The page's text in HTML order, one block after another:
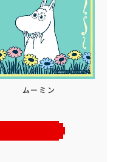
ムーミン